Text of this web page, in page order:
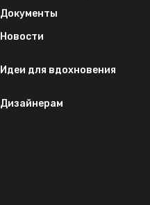
Документы
Новости
Идеи для вдохновения
Дизайнерам